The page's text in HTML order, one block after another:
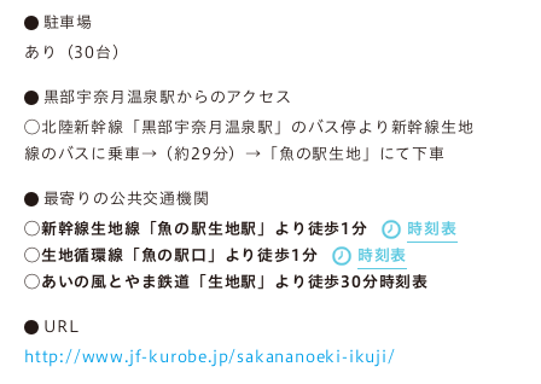
駐車場
あり（30台）
黒部宇奈月温泉駅からのアクセス
◯北陸新幹線「黒部宇奈月温泉駅」のバス停より新幹線生地
線のバスに乗車→（約29分）→「魚の駅生地」にて下車
最寄りの公共交通機関
◯新幹線生地線「魚の駅生地駅」より徒歩1分
時刻表
◯生地循環線「魚の駅口」より徒歩1分
時刻表
◯あいの風とやま鉄道「生地駅」より徒歩30分 時刻表
URL
http://www.jf-kurobe.jp/sakananoeki-ikuji/